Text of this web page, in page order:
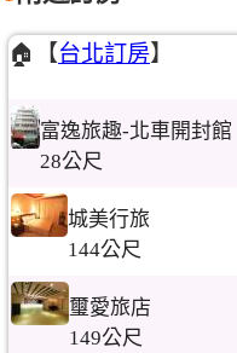
🏠【台北訂房】
富逸旅趣-北車開封館
28公尺
城美行旅
144公尺
璽愛旅店
149公尺